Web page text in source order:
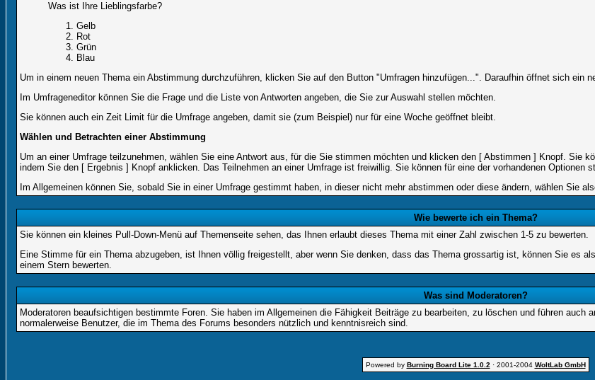
Was ist Ihre Lieblingsfarbe?
Gelb
Rot
Grün
Blau
Um in einem neuen Thema ein Abstimmung durchzuführen, klicken Sie auf den Button "Umfragen hinzufügen...". Daraufhin öffnet sich ein
Im Umfrageneditor können Sie die Frage und die Liste von Antworten angeben, die Sie zur Auswahl stellen möchten.
Sie können auch ein Zeit Limit für die Umfrage angeben, damit sie (zum Beispiel) nur für eine Woche geöffnet bleibt.
Wählen und Betrachten einer Abstimmung
Um an einer Umfrage teilzunehmen, wählen Sie eine Antwort aus, für die Sie stimmen möchten und klicken den [ Abstimmen ] Knopf. Sie
indem Sie den [ Ergebnis ] Knopf anklicken. Das Teilnehmen an einer Umfrage ist freiwillig. Sie können für eine der vorhandenen Optionen
Im Allgemeinen können Sie, sobald Sie in einer Umfrage gestimmt haben, in dieser nicht mehr abstimmen oder diese ändern, wählen Sie
Wie bewerte ich ein Thema?
Sie können ein kleines Pull-Down-Menü auf Themenseite sehen, das Ihnen erlaubt dieses Thema mit einer Zahl zwischen 1-5 zu bewerten.
Eine Stimme für ein Thema abzugeben, ist Ihnen völlig freigestellt, aber wenn Sie denken, dass das Thema grossartig ist, können Sie es
einem Stern bewerten.
Was sind Moderatoren?
Moderatoren beaufsichtigen bestimmte Foren. Sie haben im Allgemeinen die Fähigkeit Beiträge zu bearbeiten, zu löschen und führen auch
normalerweise Benutzer, die im Thema des Forums besonders nützlich und kenntnisreich sind.
Powered by Burning Board Lite 1.0.2 · 2001-2004 WoltLab GmbH